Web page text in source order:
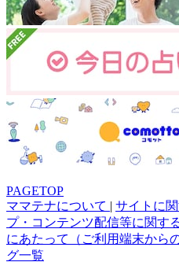
PAGETOP
ママテナについて | サイトに
プ・コンテンツ配信等に関す
にあたって（ご利用端末から
グ一覧